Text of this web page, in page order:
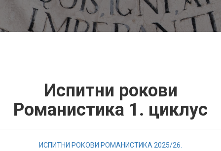
Испитни рокови
Романистика 1. циклус
ИСПИТНИ РОКОВИ РОМАНИСТИКА 2025/26.